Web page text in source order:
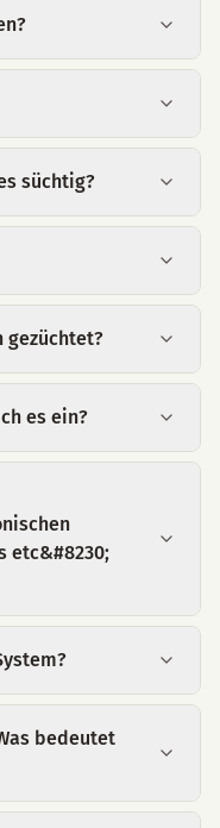
süchtig?
gezüchtet?
es ein?
etc&#8230;
bedeutet